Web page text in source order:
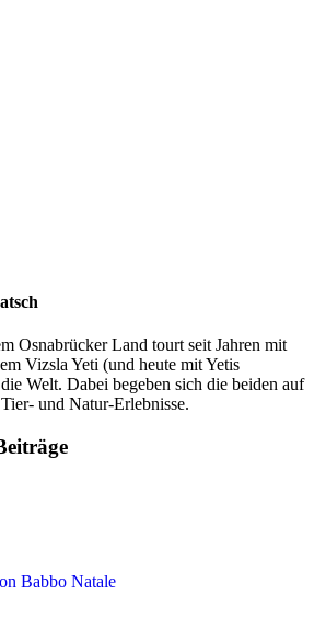
Osnabrücker Land tourt seit Jahren mit
Vizsla Yeti (und heute mit Yetis
Welt. Dabei begeben sich die beiden auf
und Natur-Erlebnisse.
Babbo Natale